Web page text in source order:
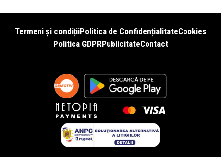
Termeni și condițiiPolitica de ConfidențialitateCookies
Politica GDPRPublicitateContact